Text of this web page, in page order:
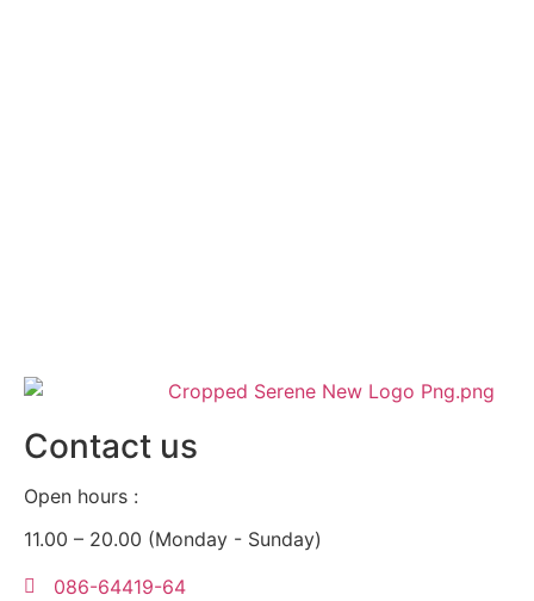
Contact us
Open hours :
11.00 – 20.00 (Monday - Sunday)
086-64419-64